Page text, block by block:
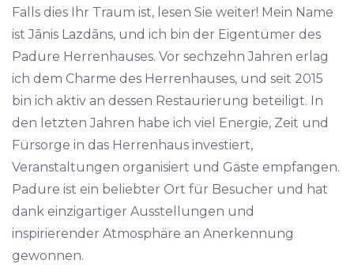
Falls dies Ihr Traum ist, lesen Sie weiter! Mein Name
ist Jānis Lazdāns, und ich bin der Eigentümer des
Padure Herrenhauses. Vor sechzehn Jahren erlag
ich dem Charme des Herrenhauses, und seit 2015
bin ich aktiv an dessen Restaurierung beteiligt. In
den letzten Jahren habe ich viel Energie, Zeit und
Fürsorge in das Herrenhaus investiert,
Veranstaltungen organisiert und Gäste empfangen.
Padure ist ein beliebter Ort für Besucher und hat
dank einzigartiger Ausstellungen und
inspirierender Atmosphäre an Anerkennung
gewonnen.